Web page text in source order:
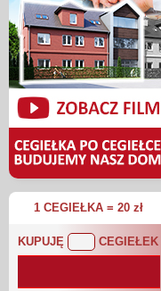
1 CEGIEŁKA = 20 zł
KUPUJĘ CEGIEŁEK